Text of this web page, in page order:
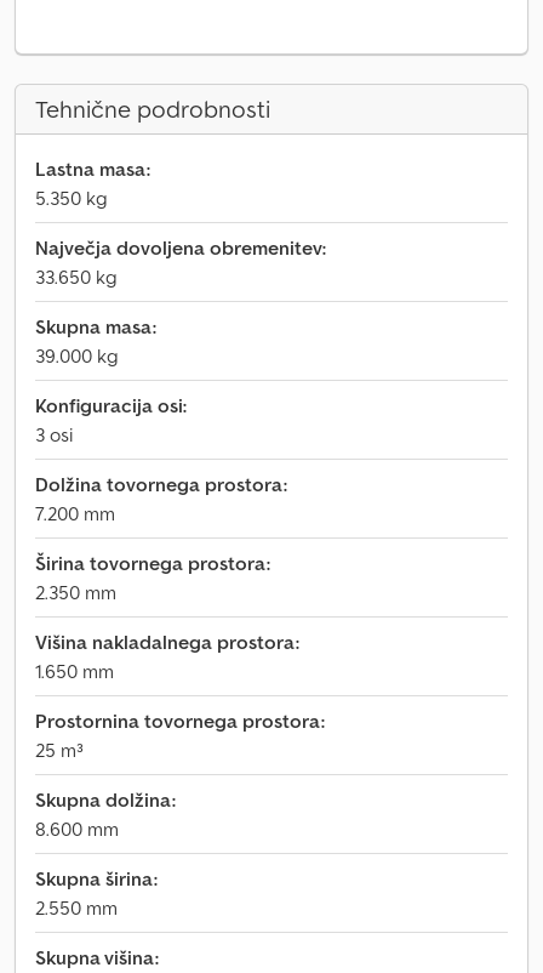
Tehnične podrobnosti
Lastna masa:
5.350 kg
Največja dovoljena obremenitev:
33.650 kg
Skupna masa:
39.000 kg
Konfiguracija osi:
3 osi
Dolžina tovornega prostora:
7.200 mm
Širina tovornega prostora:
2.350 mm
Višina nakladalnega prostora:
1.650 mm
Prostornina tovornega prostora:
25 m³
Skupna dolžina:
8.600 mm
Skupna širina:
2.550 mm
Skupna višina: